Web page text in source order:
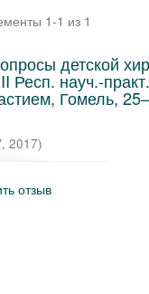
1-1 из 1
детской
Респ. науч.-
Гомель,
, 2017)
отзыв